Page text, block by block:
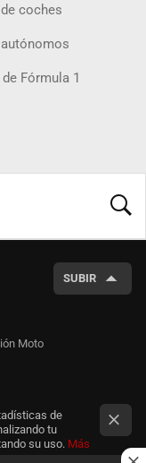
coches
Fórmula 1
SUBIR
Moto
de
tu
su uso. Más